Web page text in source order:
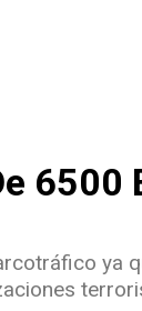
6500
ya